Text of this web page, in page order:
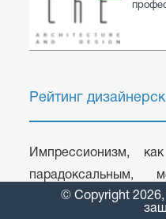
Рейтинг
Импрессионизм,
парадоксальным,
собой монтаж.
© Copyright